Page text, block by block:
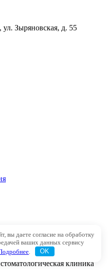
Зыряновская, д. 55
08:00 — 21:00
— 15:00
клиника
вы даете согласие на обработку
ваших данных сервису
OK